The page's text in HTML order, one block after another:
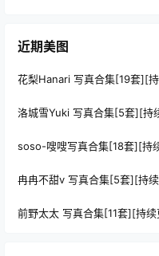
近期美图
花梨Hanari 写真合集[19套][
洛城雪Yuki 写真合集[5套][持
soso-嗖嗖写真合集[18套][持
冉冉不甜v 写真合集[5套][持
前野太太 写真合集[11套][持续